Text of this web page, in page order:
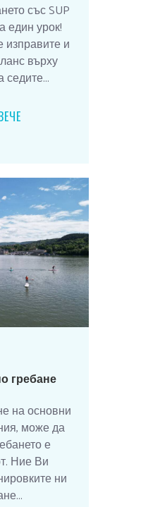
със SUP
един урок!
изправите и
върху
седите...
гребане
на основни
може да
е
Ние Ви
ни